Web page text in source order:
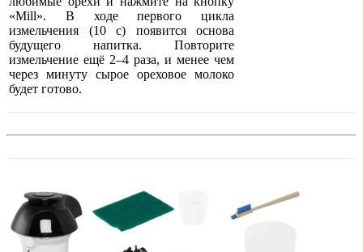
«Mill». В ходе первого цикла
измельчения (10 с) появится основа
будущего напитка. Повторите
измельчение ещё 2–4 раза, и менее чем
через минуту сырое ореховое молоко
будет готово.